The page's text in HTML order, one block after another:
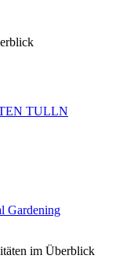
TULLN
Gardening
im Überblick